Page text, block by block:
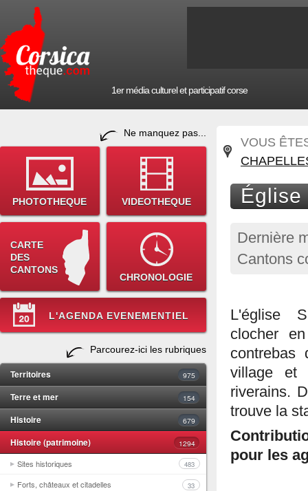
1er média culturel et participatif corse
Ne manquez pas...
PHOTOTHEQUE VIDEOTHEQUE
CARTE
DES
CANTONS
CHRONOLOGIE
L'AGENDA EVENEMENTIEL
Parcourez-ici les rubriques
Territoires 975
Terre et mer 154
Histoire 679
Histoire (patrimoine) 1294
Sites historiques 483
Forts, châteaux et citadelles 33
VOUS
Église
Dernière
Cantons
L'église
clocher
contrebas
village et
riverains.
trouve la
pour les